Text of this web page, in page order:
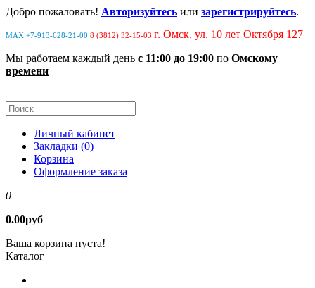
Добро пожаловать! Авторизуйтесь или зарегистрируйтесь.
MAX +7-913-628-21-00 8 (3812) 32-15-03 г. Омск, ул. 10 лет Октября 127
Мы работаем каждый день с 11:00 до 19:00 по Омскому
времени
Личный кабинет
Закладки (0)
Корзина
Оформление заказа
0
0.00руб
Ваша корзина пуста!
Каталог